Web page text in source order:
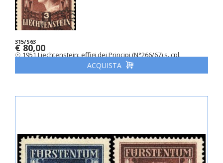
315/S63
☉ 1951 Liechtenstein: effigi dei Principi (N°266/67) s. cpl.
€ 80,00
ACQUISTA